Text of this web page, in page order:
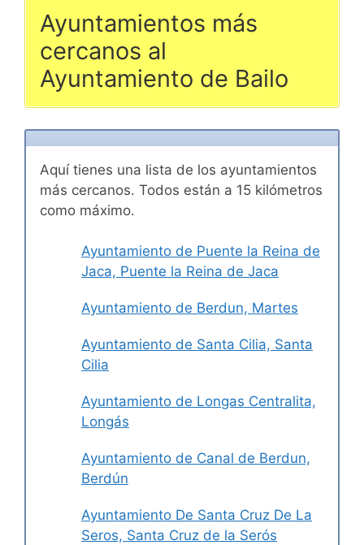
Ayuntamientos más
cercanos al
Ayuntamiento de Bailo
Aquí tienes una lista de los ayuntamientos
más cercanos. Todos están a 15 kilómetros
como máximo.
Ayuntamiento de Puente la Reina de
Jaca, Puente la Reina de Jaca
Ayuntamiento de Berdun, Martes
Ayuntamiento de Santa Cilia, Santa
Cilia
Ayuntamiento de Longas Centralita,
Longás
Ayuntamiento de Canal de Berdun,
Berdún
Ayuntamiento De Santa Cruz De La
Seros, Santa Cruz de la Serós